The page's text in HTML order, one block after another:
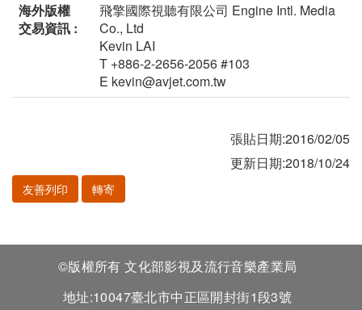
海外版權
交易資訊 :
飛擎國際視聽有限公司 Engine Intl. Media
Co., Ltd
Kevin LAI
T +886-2-2656-2056 #103
E kevin@avjet.com.tw
張貼日期:2016/02/05
更新日期:2018/10/24
友善列印 轉寄
©版權所有 文化部影視及流行音樂產業局
地址:10047臺北市中正區開封街1段3號